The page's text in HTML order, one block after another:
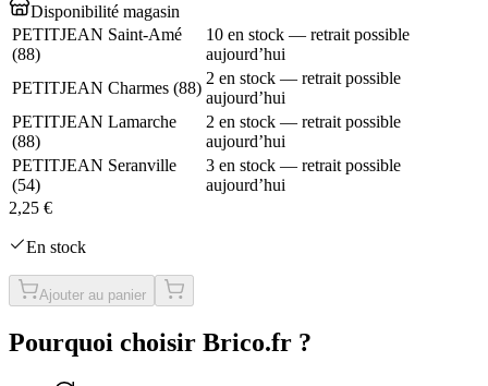
Disponibilité magasin
PETITJEAN Saint-Amé
(88)
10 en stock — retrait possible
aujourd’hui
PETITJEAN Charmes (88)
2 en stock — retrait possible
aujourd’hui
PETITJEAN Lamarche
(88)
2 en stock — retrait possible
aujourd’hui
PETITJEAN Seranville
(54)
3 en stock — retrait possible
aujourd’hui
2,25 €
En stock
Ajouter au panier
Pourquoi choisir Brico.fr ?